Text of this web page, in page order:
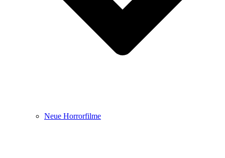
Neue Horrorfilme